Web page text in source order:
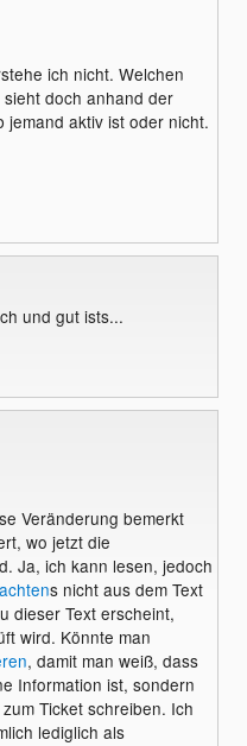
ich nicht. Welchen
doch anhand der
jemand aktiv ist oder nicht.
und gut ists...
Veränderung bemerkt
wo jetzt die
Ja, ich kann lesen, jedoch
s nicht aus dem Text
dieser Text erscheint,
wird. Könnte man
, damit man weiß, dass
Information ist, sondern
zum Ticket schreiben. Ich
lediglich als